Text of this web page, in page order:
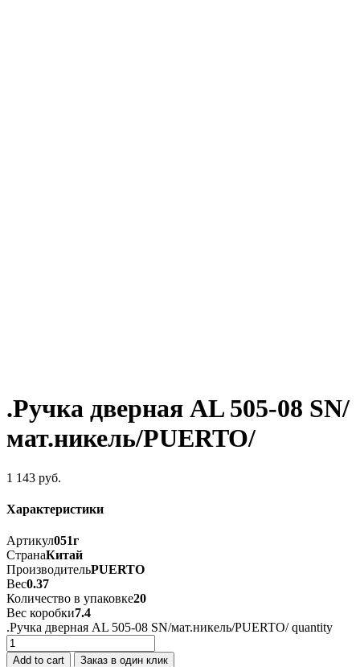
.Ручка дверная AL 505-08 SN/
мат.никель/PUERTO/
1 143 руб.
Характеристики
Артикул051г
СтранаКитай
ПроизводительPUERTO
Вес0.37
Количество в упаковке20
Вес коробки7.4
.Ручка дверная AL 505-08 SN/мат.никель/PUERTO/ quantity
Add to cart Заказ в один клик